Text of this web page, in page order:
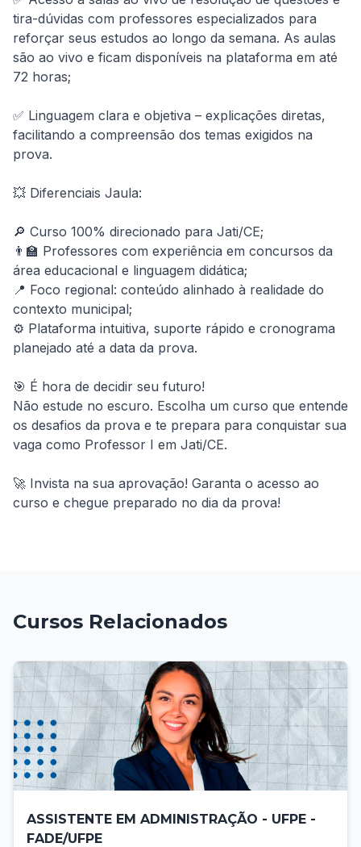
tira-dúvidas com professores especializados para
reforçar seus estudos ao longo da semana. As aulas
são ao vivo e ficam disponíveis na plataforma em até
72 horas;
✅ Linguagem clara e objetiva – explicações diretas,
facilitando a compreensão dos temas exigidos na
prova.
💥 Diferenciais Jaula:
🔎 Curso 100% direcionado para Jati/CE;
👨‍🏫 Professores com experiência em concursos da
área educacional e linguagem didática;
📍 Foco regional: conteúdo alinhado à realidade do
contexto municipal;
⚙️ Plataforma intuitiva, suporte rápido e cronograma
planejado até a data da prova.
🎯 É hora de decidir seu futuro!
Não estude no escuro. Escolha um curso que entende
os desafios da prova e te prepara para conquistar sua
vaga como Professor I em Jati/CE.
🚀 Invista na sua aprovação! Garanta o acesso ao
curso e chegue preparado no dia da prova!
Cursos Relacionados
ASSISTENTE EM ADMINISTRAÇÃO - UFPE -
FADE/UFPE